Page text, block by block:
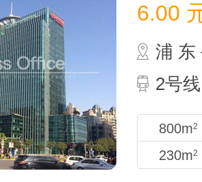
6.00
浦 东
2号
800m2
230m2